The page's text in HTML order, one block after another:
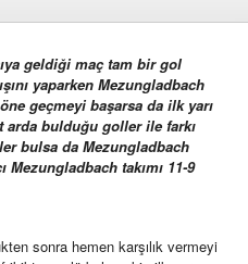
geldiği maç tam bir gol
yaparken Mezungladbach
geçmeyi başarsa da ilk yarı
arda bulduğu goller ile farkı
bulsa da Mezungladbach
Mezungladbach takımı 11-9
sonra hemen karşılık vermeyi